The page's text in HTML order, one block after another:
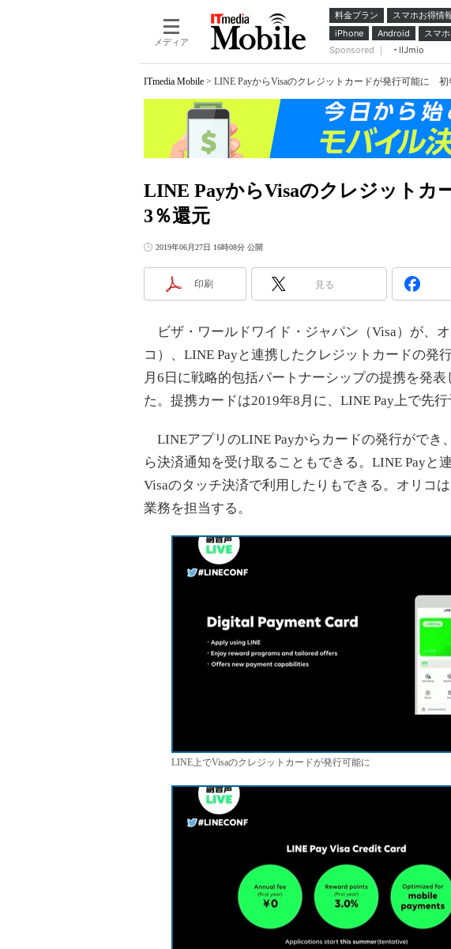
メディア
料金プラン スマホお得情
iPhone
Android スマ
Sponsored ｜
IIJmio
ITmedia Mobile > LINE PayからVisaのクレジットカードが発行可能に 初
LINE PayからVisaのクレジット
3％還元
2019年06月27日 16時08分 公開
印刷 見る
ビザ・ワールドワイド・ジャパン（Visa）が、
コ）、LINE Payと連携したクレジットカードの発
月6日に戦略的包括パートナーシップの提携を発
た。提携カードは2019年8月に、LINE Pay上で先行
LINEアプリのLINE Payからカードの発行ができ
ら決済通知を受け取ることもできる。LINE Payと
Visaのタッチ決済で利用したりもできる。オリコ
業務を担当する。
LINE上でVisaのクレジットカードが発行可能に